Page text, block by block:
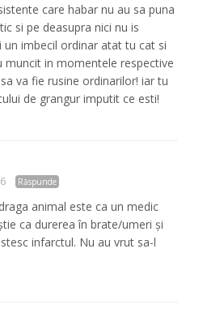
care habar nu au sa puna
si pe deasupra nici nu is
un imbecil ordinar atat tu cat si
muncit in momentele respective
va fie rusine ordinarilor! iar tu
de grangur imputit ce esti!
Răspunde
animal este ca un medic
ca durerea în brate/umeri și
infarctul. Nu au vrut sa-l